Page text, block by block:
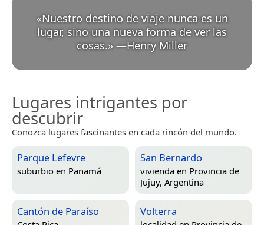
«Nuestro destino de viaje nunca es un
lugar, sino una nueva forma de ver las
cosas.» —Henry Miller
Lugares intrigantes por
descubrir
Conozca lugares fascinantes en cada rincón del mundo.
Parque Lefevre
suburbio en Panamá
San Bernardo
vivienda en Provincia de
Jujuy, Argentina
Cantón de Paraíso Volterra